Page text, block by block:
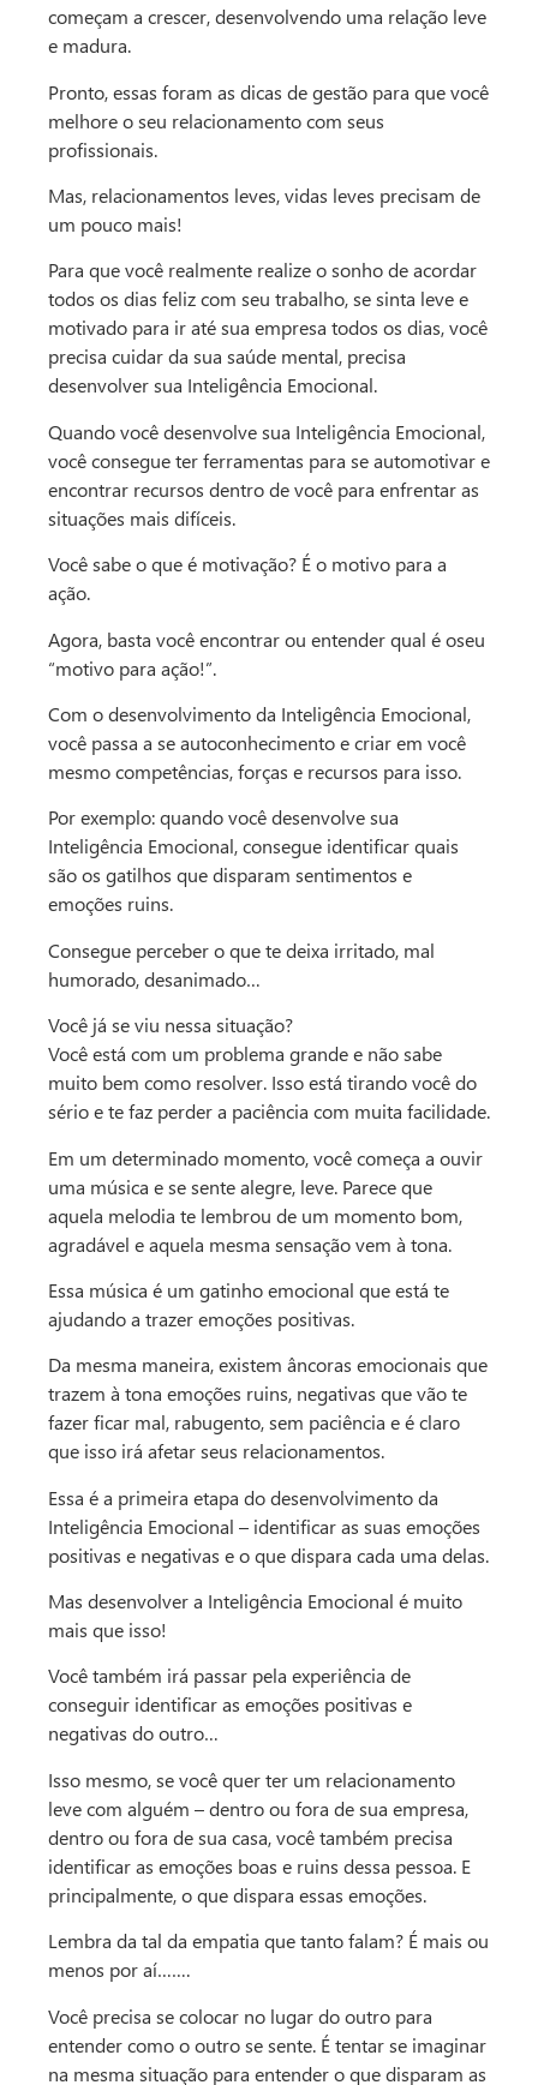
começam a crescer, desenvolvendo uma relação leve
e madura.
Pronto, essas foram as dicas de gestão para que você
melhore o seu relacionamento com seus
profissionais.
Mas, relacionamentos leves, vidas leves precisam de
um pouco mais!
Para que você realmente realize o sonho de acordar
todos os dias feliz com seu trabalho, se sinta leve e
motivado para ir até sua empresa todos os dias, você
precisa cuidar da sua saúde mental, precisa
desenvolver sua Inteligência Emocional.
Quando você desenvolve sua Inteligência Emocional,
você consegue ter ferramentas para se automotivar e
encontrar recursos dentro de você para enfrentar as
situações mais difíceis.
Você sabe o que é motivação? É o motivo para a
ação.
Agora, basta você encontrar ou entender qual é oseu
“motivo para ação!”.
Com o desenvolvimento da Inteligência Emocional,
você passa a se autoconhecimento e criar em você
mesmo competências, forças e recursos para isso.
Por exemplo: quando você desenvolve sua
Inteligência Emocional, consegue identificar quais
são os gatilhos que disparam sentimentos e
emoções ruins.
Consegue perceber o que te deixa irritado, mal
humorado, desanimado…
Você já se viu nessa situação?
Você está com um problema grande e não sabe
muito bem como resolver. Isso está tirando você do
sério e te faz perder a paciência com muita facilidade.
Em um determinado momento, você começa a ouvir
uma música e se sente alegre, leve. Parece que
aquela melodia te lembrou de um momento bom,
agradável e aquela mesma sensação vem à tona.
Essa música é um gatinho emocional que está te
ajudando a trazer emoções positivas.
Da mesma maneira, existem âncoras emocionais que
trazem à tona emoções ruins, negativas que vão te
fazer ficar mal, rabugento, sem paciência e é claro
que isso irá afetar seus relacionamentos.
Essa é a primeira etapa do desenvolvimento da
Inteligência Emocional – identificar as suas emoções
positivas e negativas e o que dispara cada uma delas.
Mas desenvolver a Inteligência Emocional é muito
mais que isso!
Você também irá passar pela experiência de
conseguir identificar as emoções positivas e
negativas do outro…
Isso mesmo, se você quer ter um relacionamento
leve com alguém – dentro ou fora de sua empresa,
dentro ou fora de sua casa, você também precisa
identificar as emoções boas e ruins dessa pessoa. E
principalmente, o que dispara essas emoções.
Lembra da tal da empatia que tanto falam? É mais ou
menos por aí…….
Você precisa se colocar no lugar do outro para
entender como o outro se sente. É tentar se imaginar
na mesma situação para entender o que disparam as